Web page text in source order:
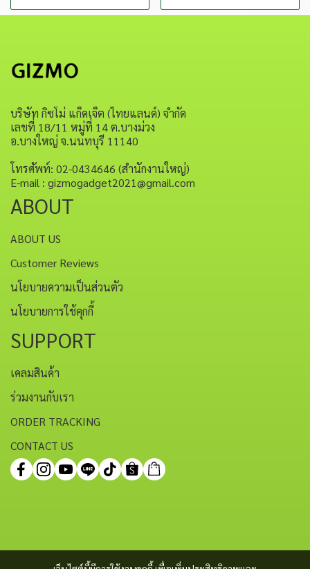
บริษัท กิซโม่ แก็ดเจ็ต (ไทยแลนด์) จำกัด
เลขที่ 18/11 หมู่ที่ 14 ต.บางม่วง
อ.บางใหญ่ จ.นนทบุรี 11140
โทรศัพท์: 02-0434646 (สำนักงานใหญ่)
E-mail : gizmogadget2021@gmail.com
ABOUT
ABOUT US
Customer Reviews
นโยบายความเป็นส่วนตัว
นโยบายการใช้คุกกี้
SUPPORT
เคลมสินค้า
ร่วมงานกับเรา
ORDER TRACKING
CONTACT US